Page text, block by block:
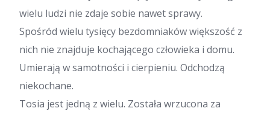
wielu ludzi nie zdaje sobie nawet sprawy.
Spośród wielu tysięcy bezdomniaków większość z
nich nie znajduje kochającego człowieka i domu.
Umierają w samotności i cierpieniu. Odchodzą
niekochane.
Tosia jest jedną z wielu. Została wrzucona za